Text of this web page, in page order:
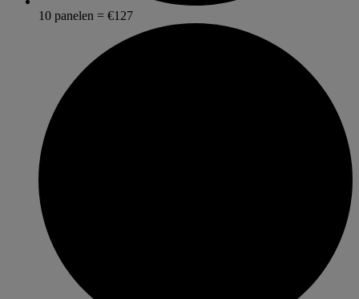
10 panelen = €127